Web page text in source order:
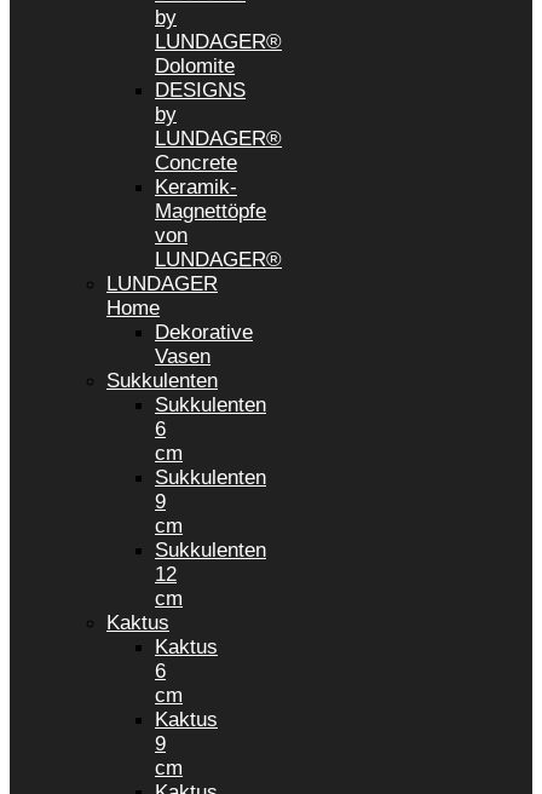
by
LUNDAGER®
Dolomite
DESIGNS
by
LUNDAGER®
Concrete
Keramik-
Magnettöpfe
von
LUNDAGER®
LUNDAGER
Home
Dekorative
Vasen
Sukkulenten
Sukkulenten
6
cm
Sukkulenten
9
cm
Sukkulenten
12
cm
Kaktus
Kaktus
6
cm
Kaktus
9
cm